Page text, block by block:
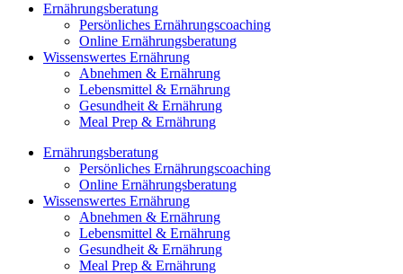
Ernährungsberatung
Persönliches Ernährungscoaching
Online Ernährungsberatung
Wissenswertes Ernährung
Abnehmen & Ernährung
Lebensmittel & Ernährung
Gesundheit & Ernährung
Meal Prep & Ernährung
Ernährungsberatung
Persönliches Ernährungscoaching
Online Ernährungsberatung
Wissenswertes Ernährung
Abnehmen & Ernährung
Lebensmittel & Ernährung
Gesundheit & Ernährung
Meal Prep & Ernährung